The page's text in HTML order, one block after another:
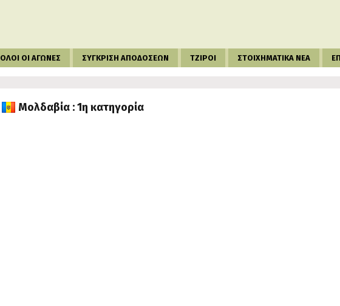
ΟΛΟΙ ΟΙ ΑΓΩΝΕΣ ΣΥΓΚΡΙΣΗ ΑΠΟΔΟΣΕΩΝ ΤΖΙΡΟΙ ΣΤΟΙΧΗΜΑΤΙΚΑ ΝΕΑ
Μολδαβία : 1η κατηγορία